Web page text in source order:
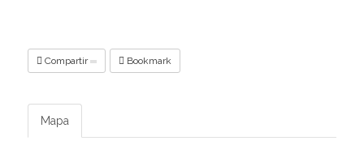
Compartir Bookmark
Mapa